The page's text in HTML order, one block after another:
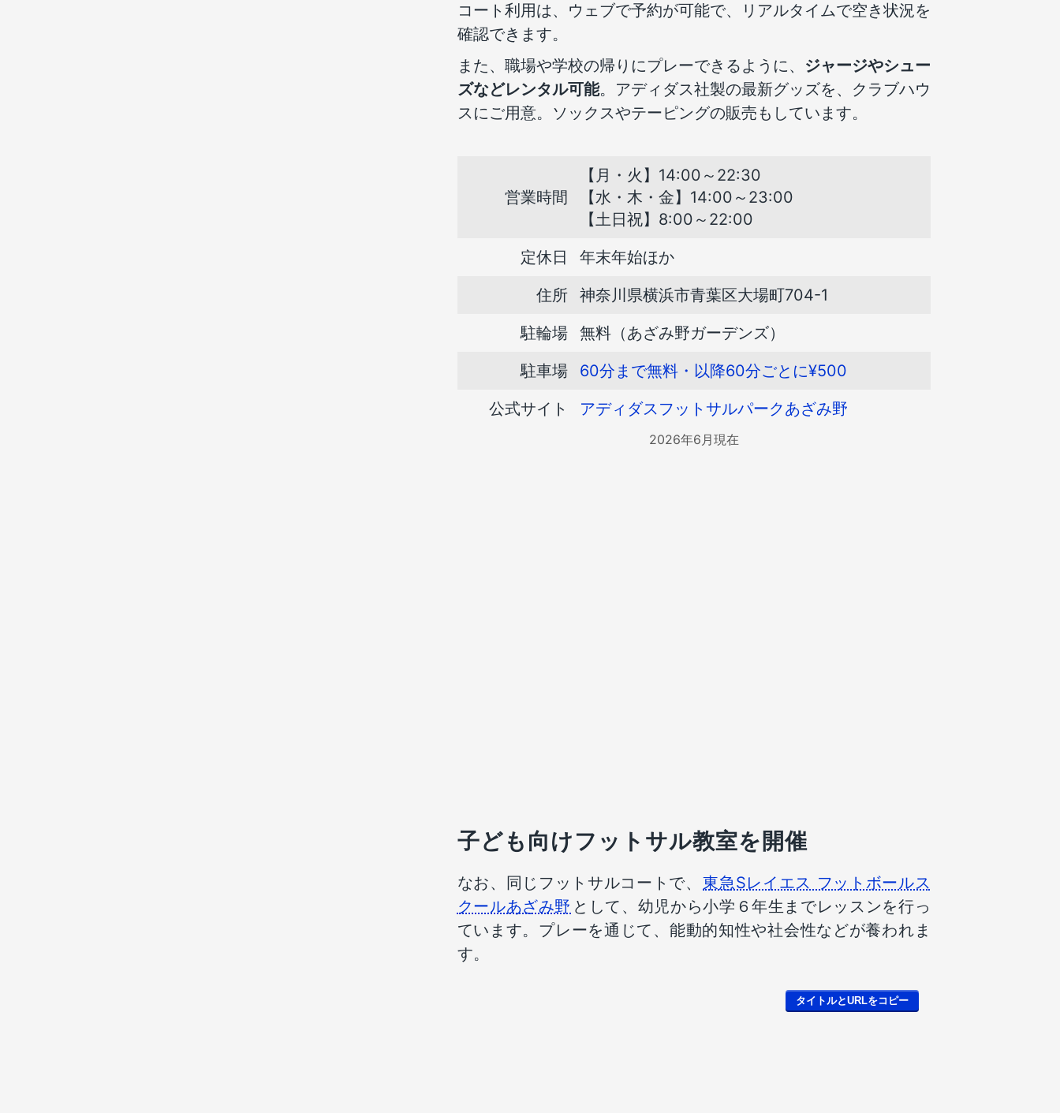
コート利用は、ウェブで予約が可能で、リアルタイムで空き状況を
確認できます。
また、職場や学校の帰りにプレーできるように、 ジャージやシュー
ズなどレンタル可能。アディダス社製の最新グッズを、クラブハウ
スにご用意。ソックスやテーピングの販売もしています。
営業時間
【月・火】14:00～22:30
【水・木・金】14:00～23:00
【土日祝】8:00～22:00
定休日
年末年始ほか
住所
神奈川県横浜市青葉区大場町704-1
駐輪場
無料（あざみ野ガーデンズ）
駐車場
60分まで無料・以降60分ごとに¥500
公式サイト
アディダスフットサルパークあざみ野
2026年6月現在
子ども向けフットサル教室を開催
なお、同じフットサルコートで、 東急Sレイエス フットボールス
クールあざみ野 として、幼児から小学６年生までレッスンを行っ
ています。プレーを通じて、能動的知性や社会性などが養われま
す。
タイトルとURLをコピー